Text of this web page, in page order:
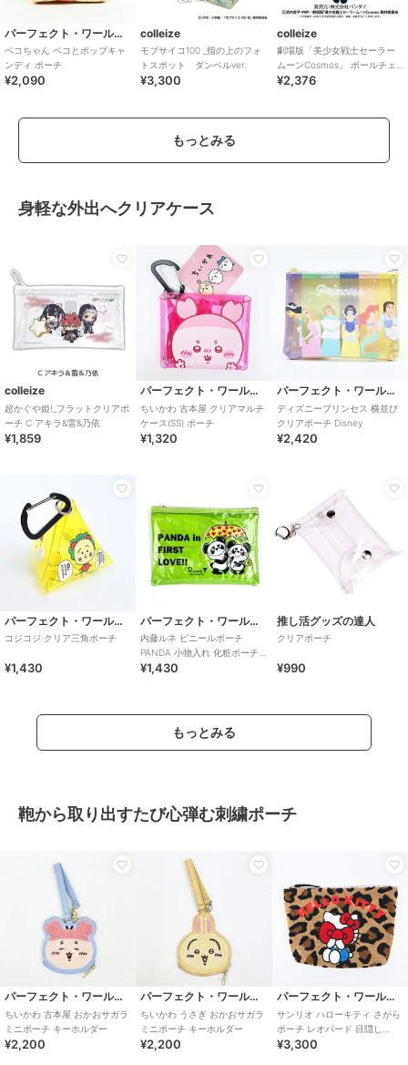
パーフェクト・ワールド・トーキョー
ペコちゃん ペコとポップキャ
ンディ ポーチ
¥2,090
colleize
モブサイコ100 _指の上のフォ
トスポット ダンベルver.
¥3,300
colleize
劇場版「美少女戦士セーラー
ムーンCosmos」 ボールチェ
ーンマスコット セーラース
¥2,376
もっとみる
身軽な外出へクリアケース
colleize
超かぐや姫!_フラットクリアポ
ーチ C アキラ&雷&乃依
¥1,859
パーフェクト・ワールド・トーキョー
ちいかわ 古本屋 クリアマルチ
ケース(SS) ポーチ
¥1,320
パーフェクト・ワールド・トーキョー
ディズニープリンセス 横並び
クリアポーチ Disney
¥2,420
パーフェクト・ワールド・トーキョー
コジコジ クリア三角ポーチ
¥1,430
パーフェクト・ワールド・トーキョー
内藤ルネ ビニールポーチ
PANDA 小物入れ 化粧ポーチ
ペンポーチ クリア素材
¥1,430
推し活グッズの達人
クリアポーチ
¥990
もっとみる
鞄から取り出すたび心弾む刺繍ポーチ
パーフェクト・ワールド・トーキョー
ちいかわ 古本屋 おかおサガラ
ミニポーチ キーホルダー
¥2,200
パーフェクト・ワールド・トーキョー
ちいかわ うさぎ おかおサガラ
ミニポーチ キーホルダー
¥2,200
パーフェクト・ワールド・トーキョー
サンリオ ハローキティ さがら
ポーチ レオパード 目隠し
Sanrio
¥3,300